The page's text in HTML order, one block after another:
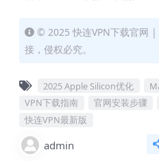
© 2025 快连VPN下载官网 |
接，侵权必究。
2025 Apple Silicon优化
VPN下载指南
官网安装步骤
快连VPN最新版
admin